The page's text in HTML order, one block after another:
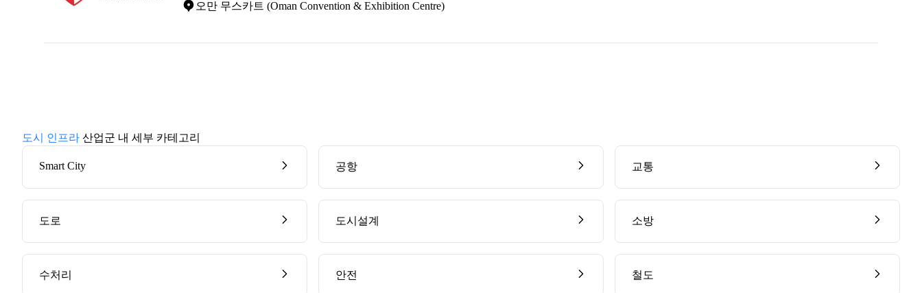
오만 무스카트 (Oman Convention & Exhibition Centre)
도시 인프라 산업군 내 세부 카테고리
Smart City 공항 교통
도로 도시설계 소방
수처리 안전 철도